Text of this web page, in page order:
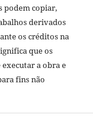
podem copiar,
derivados
os créditos na
que os
a obra e
fins não